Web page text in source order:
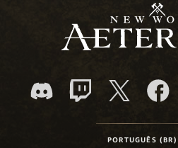
PORTUGUÊS (BR)